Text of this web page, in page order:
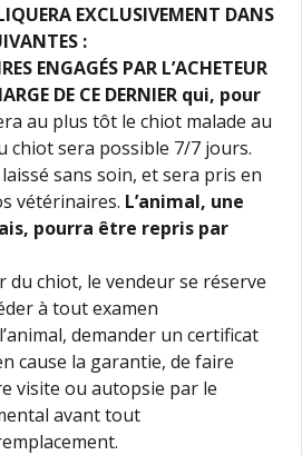
EXCLUSIVEMENT DANS
:
ENGAGÉS PAR L’ACHETEUR
DE CE DERNIER qui, pour
au plus tôt le chiot malade au
chiot sera possible 7/7 jours.
sans soin, et sera pris en
vétérinaires. L’animal, une
pourra être repris par
du chiot, le vendeur se réserve
à tout examen
demander un certificat
cause la garantie, de faire
visite ou autopsie par le
avant tout